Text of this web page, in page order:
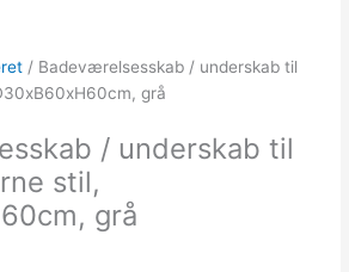
/ Badeværelsesskab / underskab til
grå
/ underskab til
stil,
grå